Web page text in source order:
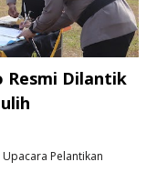
Resmi Dilantik
Pelantikan